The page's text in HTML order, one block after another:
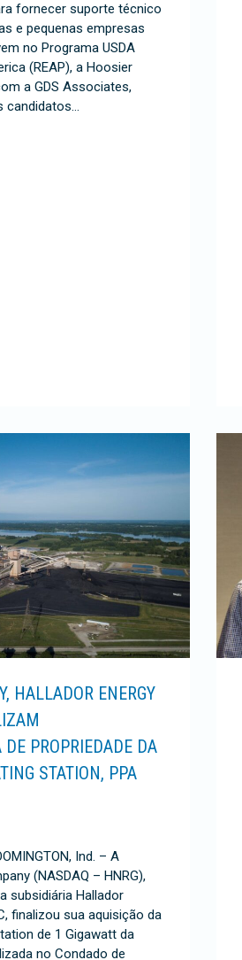
fornecer suporte técnico
e pequenas empresas
no Programa USDA
(REAP), a Hoosier
a GDS Associates,
candidatos…
HALLADOR ENERGY
PROPRIEDADE DA
STATION, PPA
Ind. – A
(NASDAQ – HNRG),
subsidiária Hallador
finalizou sua aquisição da
de 1 Gigawatt da
no Condado de